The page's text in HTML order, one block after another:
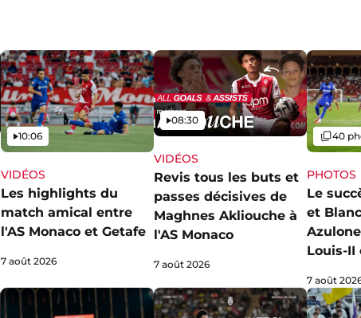
VIDÉOS
Les highlights du
match amical entre
l'AS Monaco et Getafe
Vidéo
10:06
7 août 2026
VIDÉOS
Revis tous les buts et
passes décisives de
Maghnes Akliouche à
l'AS Monaco
Vidéo
08:30
7 août 2026
PHOTOS
Le
et
Louis-II
Galerie
40
7 août